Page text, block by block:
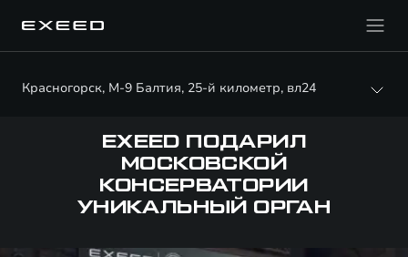
Красногорск, М-9 Балтия, 25-й километр, вл24
EXEED ПОДАРИЛ
МОСКОВСКОЙ
КОНСЕРВАТОРИИ
УНИКАЛЬНЫЙ ОРГАН